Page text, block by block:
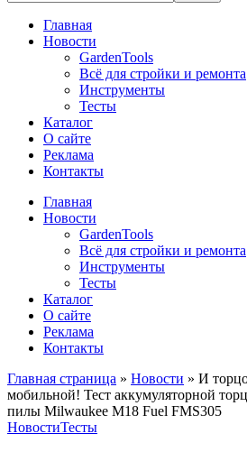
Главная
Новости
GardenTools
Всё для стройки и ремонта
Инструменты
Тесты
Каталог
О сайте
Реклама
Контакты
Главная
Новости
GardenTools
Всё для стройки и ремонта
Инструменты
Тесты
Каталог
О сайте
Реклама
Контакты
Главная страница » Новости » И
мобильной! Тест аккумуляторной
пилы Milwaukee M18 Fuel FMS305
НовостиТесты